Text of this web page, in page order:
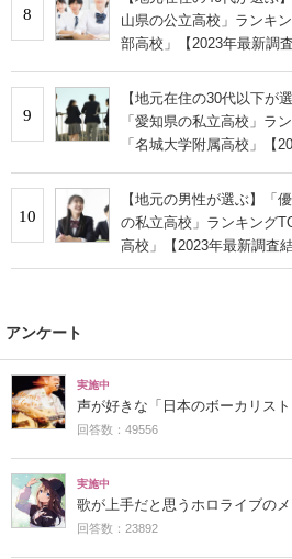
8
山県の公立高校」ランキ
部高校」【2023年最新調査
9
【地元在住の30代以下が
「愛知県の私立高校」
「名城大学附属高校」【
10
【地元の男性が選ぶ】「
の私立高校」ランキング
高校」【2023年最新調査結
アンケート
実施中
声が好きな「日本のボーカリスト
回答数：49556
実施中
歌が上手だと思うホロライブの
回答数：23892